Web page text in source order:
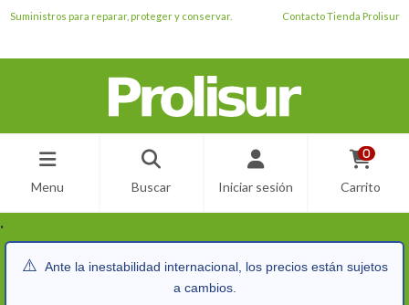
Suministros para reparar, proteger y conservar. Contacto Tienda Prolisur
Menu Buscar Iniciar sesión
0
Carrito
.
⚠️ Ante la inestabilidad internacional, los precios están sujetos
a cambios.